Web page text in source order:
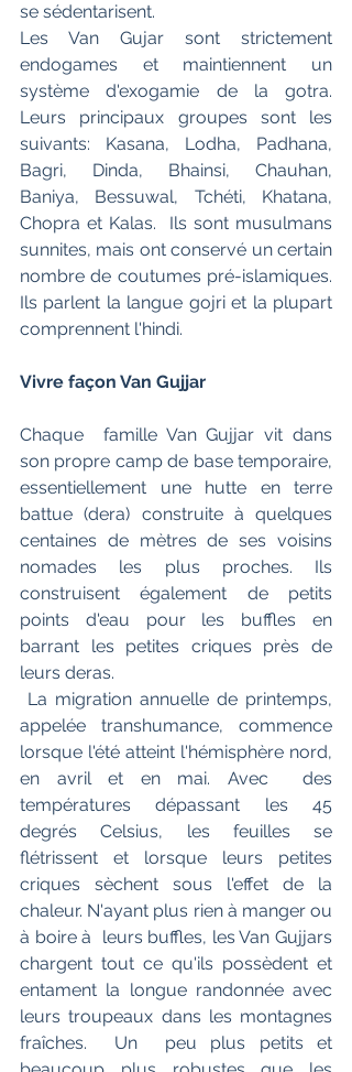
se sédentarisent.
Les Van Gujar sont strictement
endogames et maintiennent un
système d'exogamie de la gotra.
Leurs principaux groupes sont les
suivants: Kasana, Lodha, Padhana,
Bagri, Dinda, Bhainsi, Chauhan,
Baniya, Bessuwal, Tchéti, Khatana,
Chopra et Kalas.  Ils sont musulmans
sunnites, mais ont conservé un certain
nombre de coutumes pré-islamiques.
Ils parlent la langue gojri et la plupart
comprennent l'hindi.
Vivre façon Van Gujjar
Chaque  famille Van Gujjar vit dans
son propre camp de base temporaire,
essentiellement une hutte en terre
battue (dera) construite à quelques
centaines de mètres de ses voisins
nomades les plus proches. Ils
construisent également de petits
points d'eau pour les buffles en
barrant les petites criques près de
leurs deras.
appelée transhumance, commence
lorsque l'été atteint l'hémisphère nord,
en avril et en mai. Avec  des
températures dépassant les 45
degrés Celsius, les feuilles se
flétrissent et lorsque leurs petites
criques sèchent sous l'effet de la
chaleur. N'ayant plus rien à manger ou
à boire à  leurs buffles, les Van Gujjars
chargent tout ce qu'ils possèdent et
entament la longue randonnée avec
leurs troupeaux dans les montagnes
fraîches.  Un  peu plus petits et